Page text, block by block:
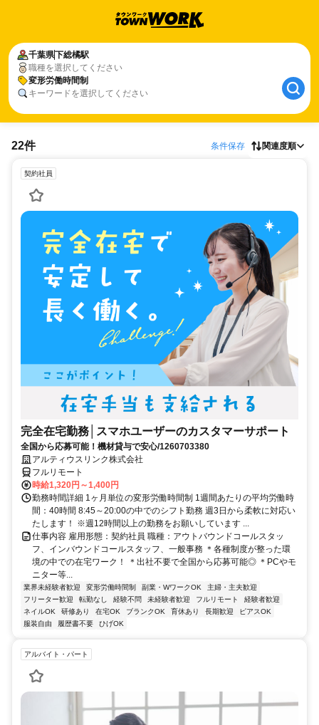
千葉県下総橘駅
職種を選択してください
変形労働時間制
キーワードを選択してください
22件 条件保存 関連度順
契約社員
完全在宅勤務│スマホユーザーのカスタマーサポート
全国から応募可能！機材貸与で安心/1260703380
アルティウスリンク株式会社
フルリモート
時給1,320円～1,400円
勤務時間詳細 1ヶ月単位の変形労働時間制 1週間あたりの平均労働時
間：40時間 8:45～20:00の中でのシフト勤務 週3日から柔軟に対応い
たします！ ※週12時間以上の勤務をお願いしています ...
仕事内容 雇用形態：契約社員 職種：アウトバウンドコールスタッ
フ、インバウンドコールスタッフ、一般事務 ＊各種制度が整った環
境の中での在宅ワーク！ ＊出社不要で全国から応募可能◎ ＊PCやモ
ニター等...
業界未経験者歓迎 変形労働時間制 副業・WワークOK
主婦・主夫歓迎
フリーター歓迎
転勤なし 経験不問 未経験者歓迎 フルリモート
経験者歓迎
ネイルOK
研修あり 在宅OK ブランクOK 育休あり 長期歓迎
ピアスOK
服装自由
履歴書不要 ひげOK
アルバイト・パート